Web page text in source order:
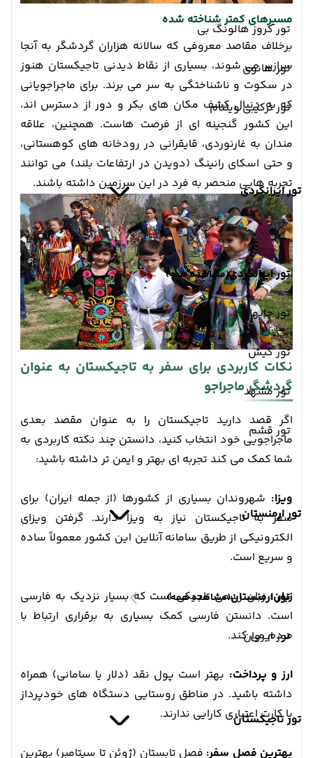
تور کروز هالونگ بی
تور هانوی
تور ترکیبی ویتنام
تور ایرانگردی
تور ایرانگردی(مشاهده همه)
تور چابهار
تور کیش
تور مشهد
تور قشم
تور ارمنستان
تور ارمنستان(مشاهده همه)
تور ایروان
تور تاجیکستان
مسیرهای کمتر شناخته شده
برخلاف مقاصد معروفی که سالانه هزاران گردشگر به آنجا
سرازیر می شوند، بسیاری از نقاط دیدنی تاجیکستان هنوز
در سکوت و ناشناختگی به سر می برند. برای ماجراجویانی
که به دنبال کشف مکان های بکر و دور از دسترس اند،
این کشور گنجینه ای از فرصت هاست. همچنین، علاقه
مندان به غارنوردی، قایقرانی در رودخانه های کوهستانی،
و حتی اسکای رانینگ (دویدن در ارتفاعات بلند) می توانند
تجربه هایی منحصر به فرد در این سرزمین داشته باشند.
نکات کاربردی برای سفر به تاجیکستان به عنوان
گردشگر ماجراجو
اگر قصد دارید تاجیکستان را به عنوان مقصد بعدی
ماجراجویی خود انتخاب کنید، دانستن چند نکته کاربردی به
شما کمک می کند تجربه ای بهتر و ایمن تر داشته باشید:
ویزا: شهروندان بسیاری از کشورها (از جمله ایران) برای
سفر به تاجیکستان نیاز به ویزا دارند. گرفتن ویزای
الکترونیکی از طریق سامانه آنلاین این کشور معمولاً ساده
و سریع است.
زبان:زبان رسمی تاجیکی است که بسیار نزدیک به فارسی
است. دانستن فارسی کمک بسیاری به برقراری ارتباط با
مردم می کند.
ارز و پرداخت: بهتر است پول نقد (دلار یا سامانی) همراه
داشته باشید. در مناطق روستایی دستگاه های خودپرداز
یا کارت اعتباری کارایی ندارند.
بهترین فصل سفر: فصل تابستان (ژوئن تا سپتامبر) بهترین